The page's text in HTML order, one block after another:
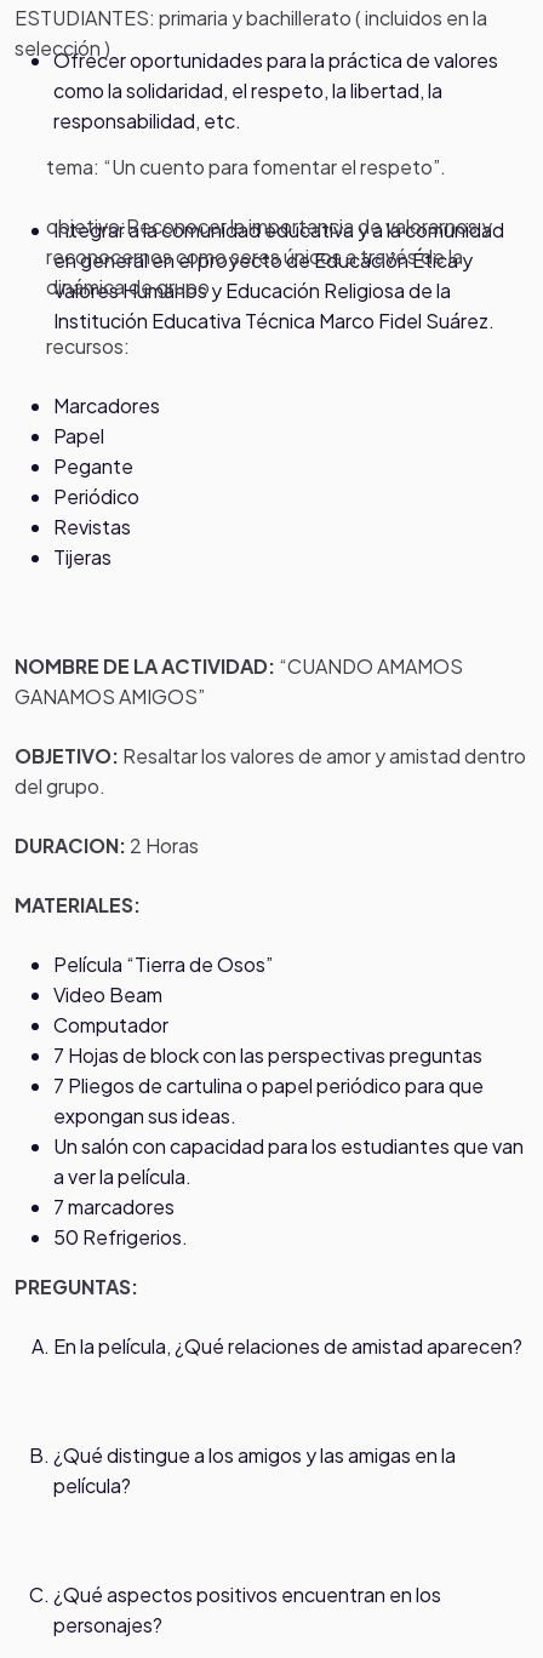
Ofrecer oportunidades para la práctica de valores
como la solidaridad, el respeto, la libertad, la
responsabilidad, etc.
Integrar a la comunidad educativa y a la comunidad
en general en el proyecto de Educación Ética y
Valores Humanos y Educación Religiosa de la
Institución Educativa Técnica Marco Fidel Suárez.
ESTUDIANTES: primaria y bachillerato ( incluidos en la
selección )
tema: “Un cuento para fomentar el respeto”.
objetivo:Reconocer la importancia de valorarnos y
reconocernos como seres únicos a través de la
dinámica de grupo
recursos:
Marcadores
Papel
Pegante
Periódico
Revistas
Tijeras
NOMBRE DE LA ACTIVIDAD: “CUANDO AMAMOS
GANAMOS AMIGOS”
OBJETIVO: Resaltar los valores de amor y amistad dentro
del grupo.
DURACION: 2 Horas
MATERIALES:
Película “Tierra de Osos”
Video Beam
Computador
7 Hojas de block con las perspectivas preguntas
7 Pliegos de cartulina o papel periódico para que
expongan sus ideas.
Un salón con capacidad para los estudiantes que van
a ver la película.
7 marcadores
50 Refrigerios.
PREGUNTAS:
En la película, ¿Qué relaciones de amistad aparecen?
¿Qué distingue a los amigos y las amigas en la
película?
¿Qué aspectos positivos encuentran en los
personajes?